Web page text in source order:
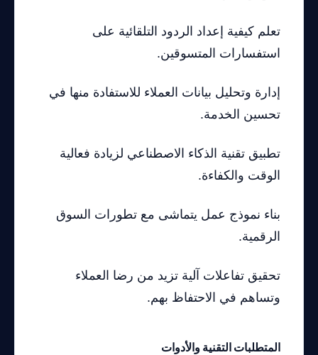
تعلم كيفية إعداد الردود التلقائية على
استفسارات المتسوقين.
إدارة وتحليل بيانات العملاء للاستفادة منها في
تحسين الخدمة.
تطبيق تقنية الذكاء الاصطناعي لزيادة فعالية
الوقت والكفاءة.
بناء نموذج عمل يتماشى مع تطورات السوق
الرقمية.
تحقيق تفاعلات آلية تزيد من رضا العملاء
وتساهم في الاحتفاظ بهم.
المتطلبات التقنية والأدوات